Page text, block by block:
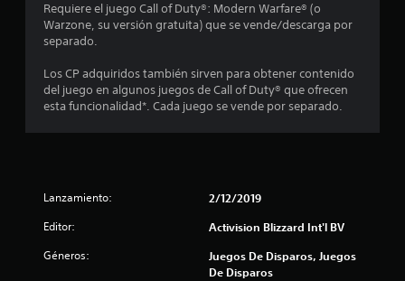
s
e
n
9
l
i
Requiere el juego Call of Duty®: Modern Warfare® (o
Warzone, su versión gratuita) que se vende/descarga por
separado.
Los CP adquiridos también sirven para obtener contenido
del juego en algunos juegos de Call of Duty® que ofrecen
esta funcionalidad*. Cada juego se vende por separado.
Lanzamiento: 2/12/2019
Editor: Activision Blizzard Int'l BV
Géneros:
Juegos De Disparos, Juegos
De Disparos